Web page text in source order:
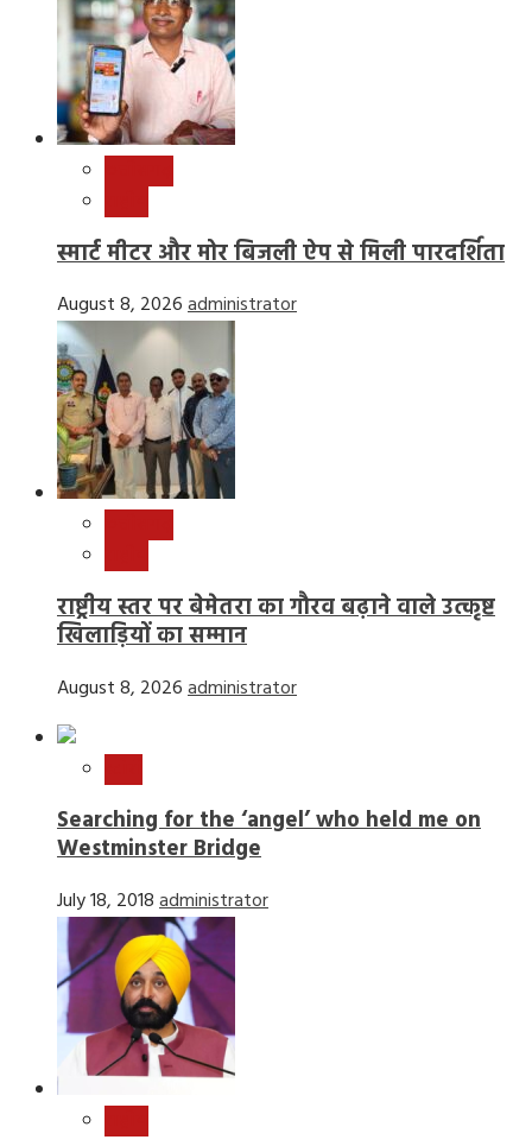
स्मार्ट मीटर और मोर बिजली ऐप से मिली पारदर्शिता
August 8, 2026administrator
राष्ट्रीय स्तर पर बेमेतरा का गौरव बढ़ाने वाले उत्कृष्ट
खिलाड़ियों का सम्मान
August 8, 2026administrator
Searching for the ‘angel’ who held me on
Westminster Bridge
July 18, 2018administrator